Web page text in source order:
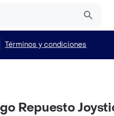
Términos y condiciones
Repuesto